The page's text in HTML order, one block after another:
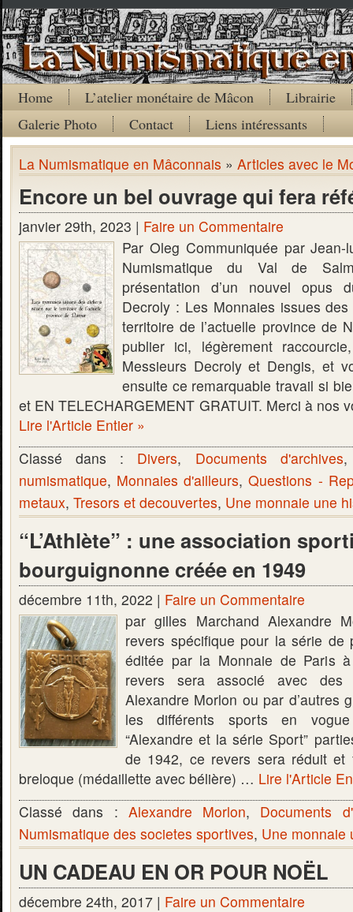
Home L’atelier monétaire de Mâcon
Librairie
Galerie Photo
Contact Liens intéressants
La Numismatique en Mâconnais » Articles avec le
Encore un bel ouvrage qui fera
janvier 29th, 2023 | Faire un Commentaire
Par Oleg Communiquée par
Numismatique du Val de
présentation d’un nouvel opus
Decroly : Les Monnaies issues
territoire de l’actuelle province de
publier ici, légèrement
Messieurs Decroly et Dengis, et
ensuite ce remarquable travail si
et EN TELECHARGEMENT GRATUIT. Merci à nos
Lire l'Article Entier »
Classé dans : Divers, Documents d'archives
numismatique, Monnaies d'ailleurs,Questions -
metaux, Tresors et decouvertes, Une monnaie une
“L’Athlète” : une association
bourguignonne créée en 1949
décembre 11th, 2022 | Faire un Commentaire
par gilles Marchand Alexandre
revers spécifique pour la série de
éditée par la Monnaie de Paris
revers sera associé avec des
Alexandre Morlon ou par d’autres
les différents sports en
“Alexandre et la série Sport”
de 1942, ce revers sera réduit et
breloque (médaillette avec bélière) … Lire l'Article
Classé dans : Alexandre Morlon, Documents
Numismatique des societes sportives, Une monnaie
UN CADEAU EN OR POUR NOËL
décembre 24th, 2017 | Faire un Commentaire